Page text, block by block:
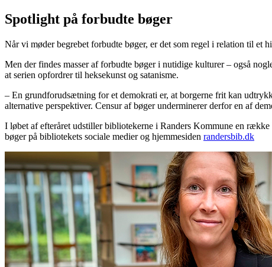
Spotlight på forbudte bøger
Når vi møder begrebet forbudte bøger, er det som regel i relation til et
Men der findes masser af forbudte bøger i nutidige kulturer – også
at serien opfordrer til heksekunst og satanisme.
– En grundforudsætning for et demokrati er, at borgerne frit kan
alternative perspektiver. Censur af bøger underminerer derfor en af
I løbet af efteråret udstiller bibliotekerne i Randers Kommune en række
bøger på bibliotekets sociale medier og hjemmesiden randersbib.dk